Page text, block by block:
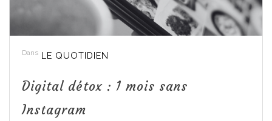
Dans LE QUOTIDIEN
Digital détox : 1 mois sans
Instagram